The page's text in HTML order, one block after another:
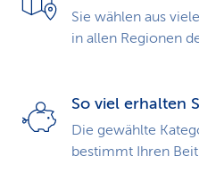
Sie wählen aus
in allen Regionen
So viel erhalten
Die gewählte
bestimmt Ihren